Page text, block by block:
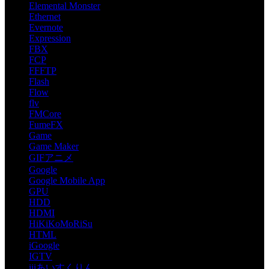
Elemental Monster
Ethernet
Evernote
Expression
FBX
FCP
FFFTP
Flash
Flow
flv
FMCore
FumeFX
Game
Game Maker
GIFアニメ
Google
Google Mobile App
GPU
HDD
HDMI
HiKiKoMoRiSu
HTML
iGoogle
IGTV